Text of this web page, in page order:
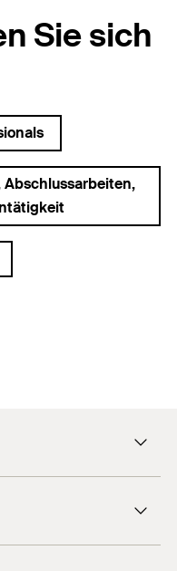
Sie sich
Abschlussarbeiten,